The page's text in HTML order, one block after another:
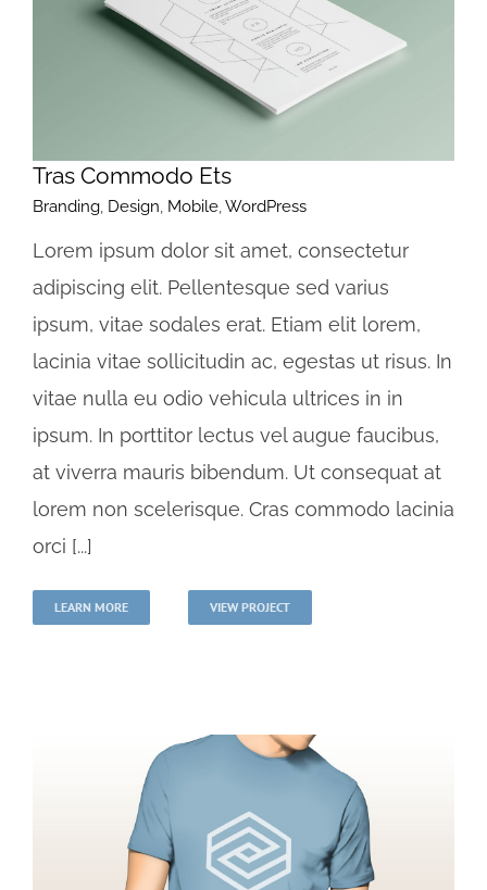
Tras Commodo Ets
Branding, Design, Mobile,WordPress
Lorem ipsum dolor sit amet, consectetur
adipiscing elit. Pellentesque sed varius
ipsum, vitae sodales erat. Etiam elit lorem,
lacinia vitae sollicitudin ac, egestas ut risus. In
vitae nulla eu odio vehicula ultrices in in
ipsum. In porttitor lectus vel augue faucibus,
at viverra mauris bibendum. Ut consequat at
lorem non scelerisque. Cras commodo lacinia
orci [...]
LEARN MORE VIEW PROJECT